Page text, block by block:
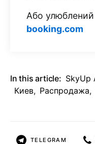
Або
booking.com
In this article: SkyUp
Киев, Распродажа,
TELEGRAM